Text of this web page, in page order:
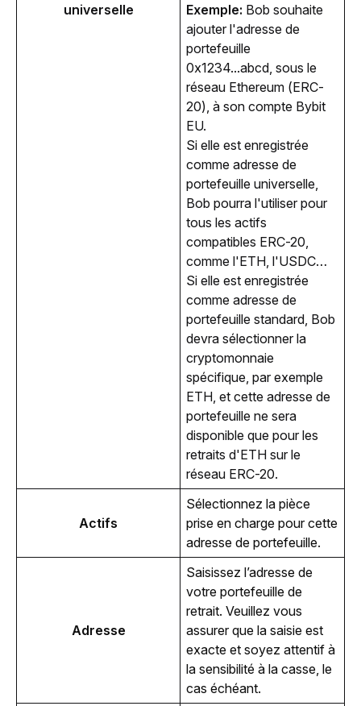
universelle
Exemple: Bob souhaite
ajouter l'adresse de
portefeuille
0x1234...abcd, sous le
réseau Ethereum (ERC-
20), à son compte Bybit
EU.
Si elle est enregistrée
comme adresse de
portefeuille universelle,
Bob pourra l'utiliser pour
tous les actifs
compatibles ERC-20,
comme l'ETH, l'USDC…
Si elle est enregistrée
comme adresse de
portefeuille standard, Bob
devra sélectionner la
cryptomonnaie
spécifique, par exemple
ETH, et cette adresse de
portefeuille ne sera
disponible que pour les
retraits d'ETH sur le
réseau ERC-20.
Actifs
Sélectionnez la pièce
prise en charge pour cette
adresse de portefeuille.
Adresse
Saisissez l’adresse de
votre portefeuille de
retrait. Veuillez vous
assurer que la saisie est
exacte et soyez attentif à
la sensibilité à la casse, le
cas échéant.